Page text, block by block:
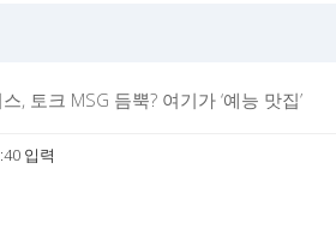
, 토크 MSG 듬뿍? 여기가 ‘예능 맛집’
입력